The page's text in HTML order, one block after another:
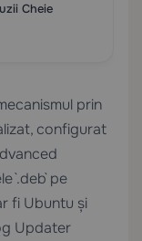
Cheie
prin
configurat
`.deb` pe
fi Ubuntu și
Updater